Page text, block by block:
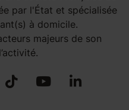
par l'État et spécialisée
à domicile.
majeurs de son